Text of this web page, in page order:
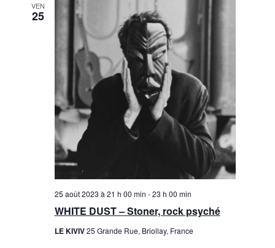
VEN
25
WHITE DUST – Stoner, rock psyché
25 août 2023 à 21 h 00 min -23 h 00 min
LE KIVIV25 Grande Rue, Briollay, France